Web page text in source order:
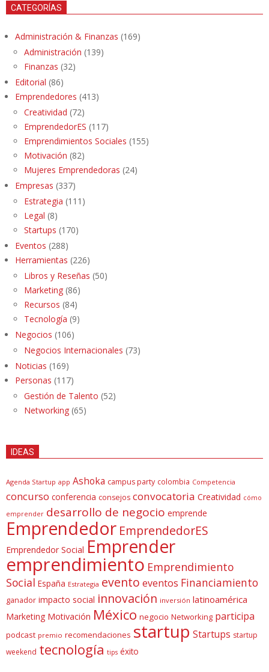
CATEGORÍAS
Administración & Finanzas (169)
Administración (139)
Finanzas (32)
Editorial (86)
Emprendedores (413)
Creatividad (72)
EmprendedorES (117)
Emprendimientos Sociales (155)
Motivación (82)
Mujeres Emprendedoras (24)
Empresas (337)
Estrategia (111)
Legal (8)
Startups (170)
Eventos (288)
Herramientas (226)
Libros y Reseñas (50)
Marketing (86)
Recursos (84)
Tecnología (9)
Negocios (106)
Negocios Internacionales (73)
Noticias (169)
Personas (117)
Gestión de Talento (52)
Networking (65)
IDEAS
Agenda Startup app Ashoka campus party colombia Competencia
concurso conferencia consejos convocatoria Creatividad cómo
emprender desarrollo de negocio emprende
Emprendedor EmprendedorES
Emprendedor Social Emprender
emprendimiento Emprendimiento
Social España Estrategia evento eventos Financiamiento
ganador impacto social innovación inversión latinoamérica
Marketing Motivación México negocio Networking participa
podcast premio recomendaciones startup Startups startup
weekend tecnología tips éxito